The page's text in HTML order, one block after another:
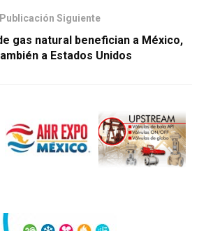
Publicación Siguiente
gas natural benefician a México,
a Estados Unidos